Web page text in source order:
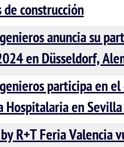
construcción
anuncia su
en Düsseldorf,
participa en
Hospitalaria en
R+T Feria Valencia